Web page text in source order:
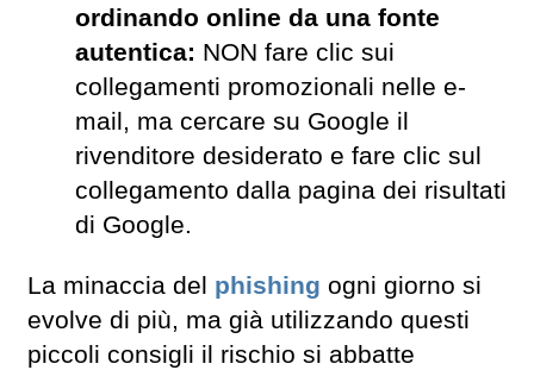
ordinando online da una fonte
autentica: NON fare clic sui
collegamenti promozionali nelle e-
mail, ma cercare su Google il
rivenditore desiderato e fare clic sul
collegamento dalla pagina dei risultati
di Google.
La minaccia del phishing ogni giorno si
evolve di più, ma già utilizzando questi
piccoli consigli il rischio si abbatte